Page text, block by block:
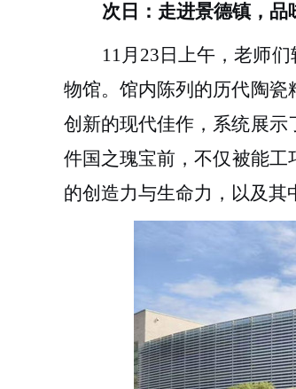
次日：走进景德镇，品
11月23日上午 ，老师
物馆。馆内陈列的历代陶瓷
创新的现代佳作，系统展
件国之瑰宝前，不仅被能工
的创造力与生命力，以及其